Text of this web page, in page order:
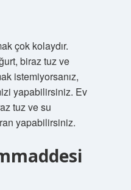
çok kolaydır.
biraz tuz ve
istemiyorsanız,
yapabilirsiniz. Ev
tuz ve su
yapabilirsiniz.